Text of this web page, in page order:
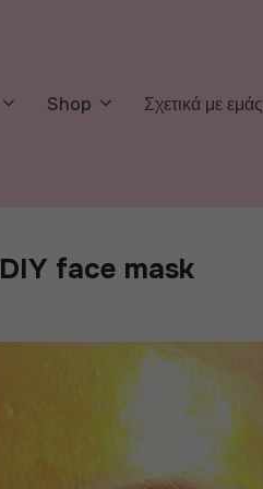
Shop Σχετικά με εμάς
DIY face mask